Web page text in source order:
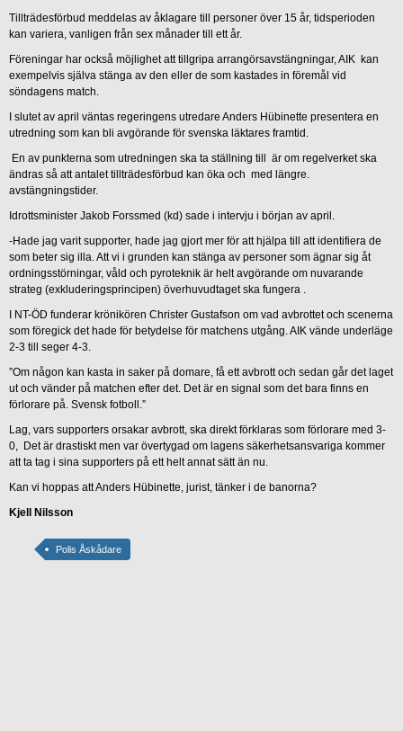
Tillträdesförbud meddelas av åklagare till personer över 15 år, tidsperioden
kan variera, vanligen från sex månader till ett år.
Föreningar har också möjlighet att tillgripa arrangörsavstängningar, AIK kan
exempelvis själva stänga av den eller de som kastades in föremål vid
söndagens match.
I slutet av april väntas regeringens utredare Anders Hübinette presentera en
utredning som kan bli avgörande för svenska läktares framtid.
En av punkterna som utredningen ska ta ställning till är om regelverket ska
ändras så att antalet tillträdesförbud kan öka och med längre.
avstängningstider.
Idrottsminister Jakob Forssmed (kd) sade i intervju i början av april.
-Hade jag varit supporter, hade jag gjort mer för att hjälpa till att identifiera de
som beter sig illa. Att vi i grunden kan stänga av personer som ägnar sig åt
ordningsstörningar, våld och pyroteknik är helt avgörande om nuvarande
strateg (exkluderingsprincipen) överhuvudtaget ska fungera .
I NT-ÖD funderar krönikören Christer Gustafson om vad avbrottet och scenerna
som föregick det hade för betydelse för matchens utgång. AIK vände underläge
2-3 till seger 4-3.
”Om någon kan kasta in saker på domare, få ett avbrott och sedan går det laget
ut och vänder på matchen efter det. Det är en signal som det bara finns en
förlorare på. Svensk fotboll.”
Lag, vars supporters orsakar avbrott, ska direkt förklaras som förlorare med 3-
0, Det är drastiskt men var övertygad om lagens säkerhetsansvariga kommer
att ta tag i sina supporters på ett helt annat sätt än nu.
Kan vi hoppas att Anders Hübinette, jurist, tänker i de banorna?
Kjell Nilsson
Polis Åskådare